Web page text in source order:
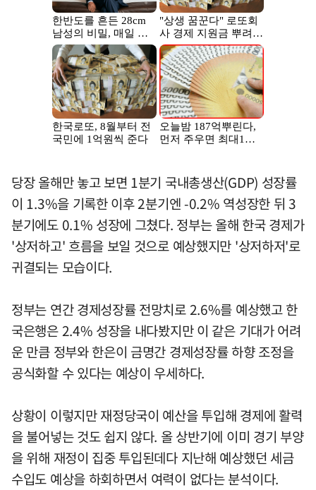
당장 올해만 놓고 보면 1분기 국내총생산(GDP) 성장률
이 1.3%을 기록한 이후 2분기엔 -0.2% 역성장한 뒤 3
분기에도 0.1% 성장에 그쳤다. 정부는 올해 한국 경제가
'상저하고' 흐름을 보일 것으로 예상했지만 '상저하저'로
귀결되는 모습이다.
정부는 연간 경제성장률 전망치로 2.6%를 예상했고 한
국은행은 2.4% 성장을 내다봤지만 이 같은 기대가 어려
운 만큼 정부와 한은이 금명간 경제성장률 하향 조정을
공식화할 수 있다는 예상이 우세하다.
상황이 이렇지만 재정당국이 예산을 투입해 경제에 활력
을 불어넣는 것도 쉽지 않다. 올 상반기에 이미 경기 부양
을 위해 재정이 집중 투입된데다 지난해 예상했던 세금
수입도 예상을 하회하면서 여력이 없다는 분석이다.